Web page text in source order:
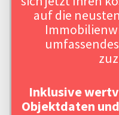
auf die
Inklusive
Objektdaten